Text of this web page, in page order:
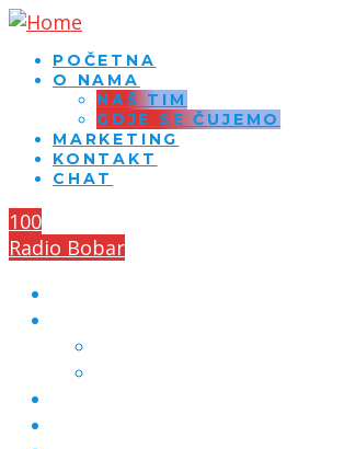
POČETNA
O NAMA
NAŠ TIM
GDJE SE ČUJEMO
MARKETING
KONTAKT
CHAT
100
Radio Bobar